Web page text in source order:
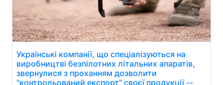
Українські компанії, що спеціалізуються на
виробництві безпілотних літальних апаратів,
звернулися з проханням дозволити
"контрольований експорт" своєї продукції --